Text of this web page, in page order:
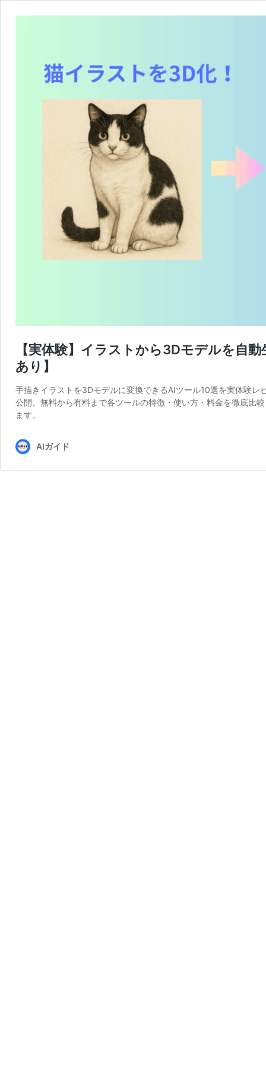
【実体験】イラストから3Dモデルを自
あり】
手描きイラストを3Dモデルに変換できるAIツール10選を実体験
公開。無料から有料まで各ツールの特徴・使い方・料金を徹底比
ます。
AIガイド